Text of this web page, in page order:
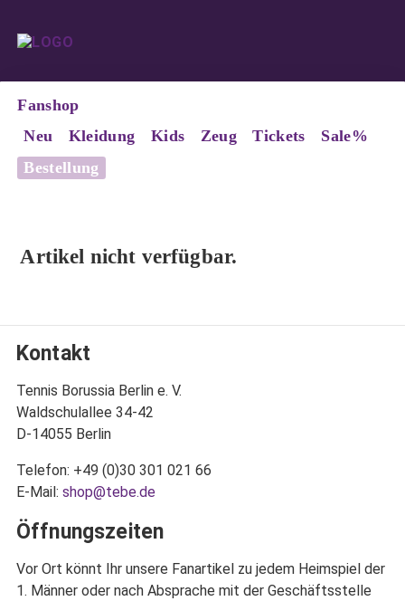
Fanshop
Neu
Kleidung Kids Zeug Tickets
Sale%
Bestellung
Artikel nicht verfügbar.
Kontakt
Tennis Borussia Berlin e. V.
Waldschulallee 34-42
D-14055 Berlin
Telefon: +49 (0)30 301 021 66
E-Mail: shop@tebe.de
Öffnungszeiten
Vor Ort könnt Ihr unsere Fanartikel zu jedem Heimspiel der
1. Männer oder nach Absprache mit der Geschäftsstelle